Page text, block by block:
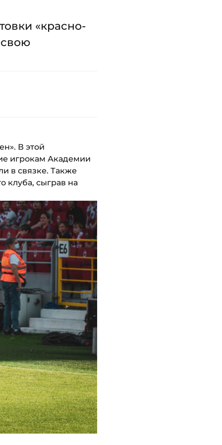
«красно-
В этой
игрокам Академии
в связке. Также
клуба, сыграв на